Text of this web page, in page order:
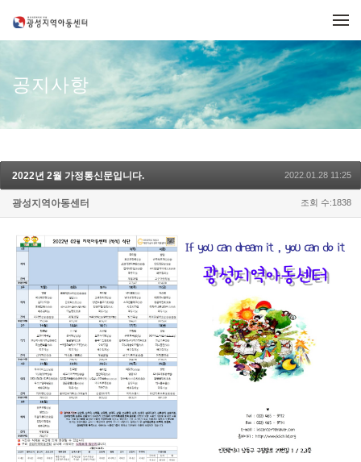
공지사항
2022년 2월 가정통신문입니다. 2022.01.28 11:25
광성지역아동센터 조회 수:1838